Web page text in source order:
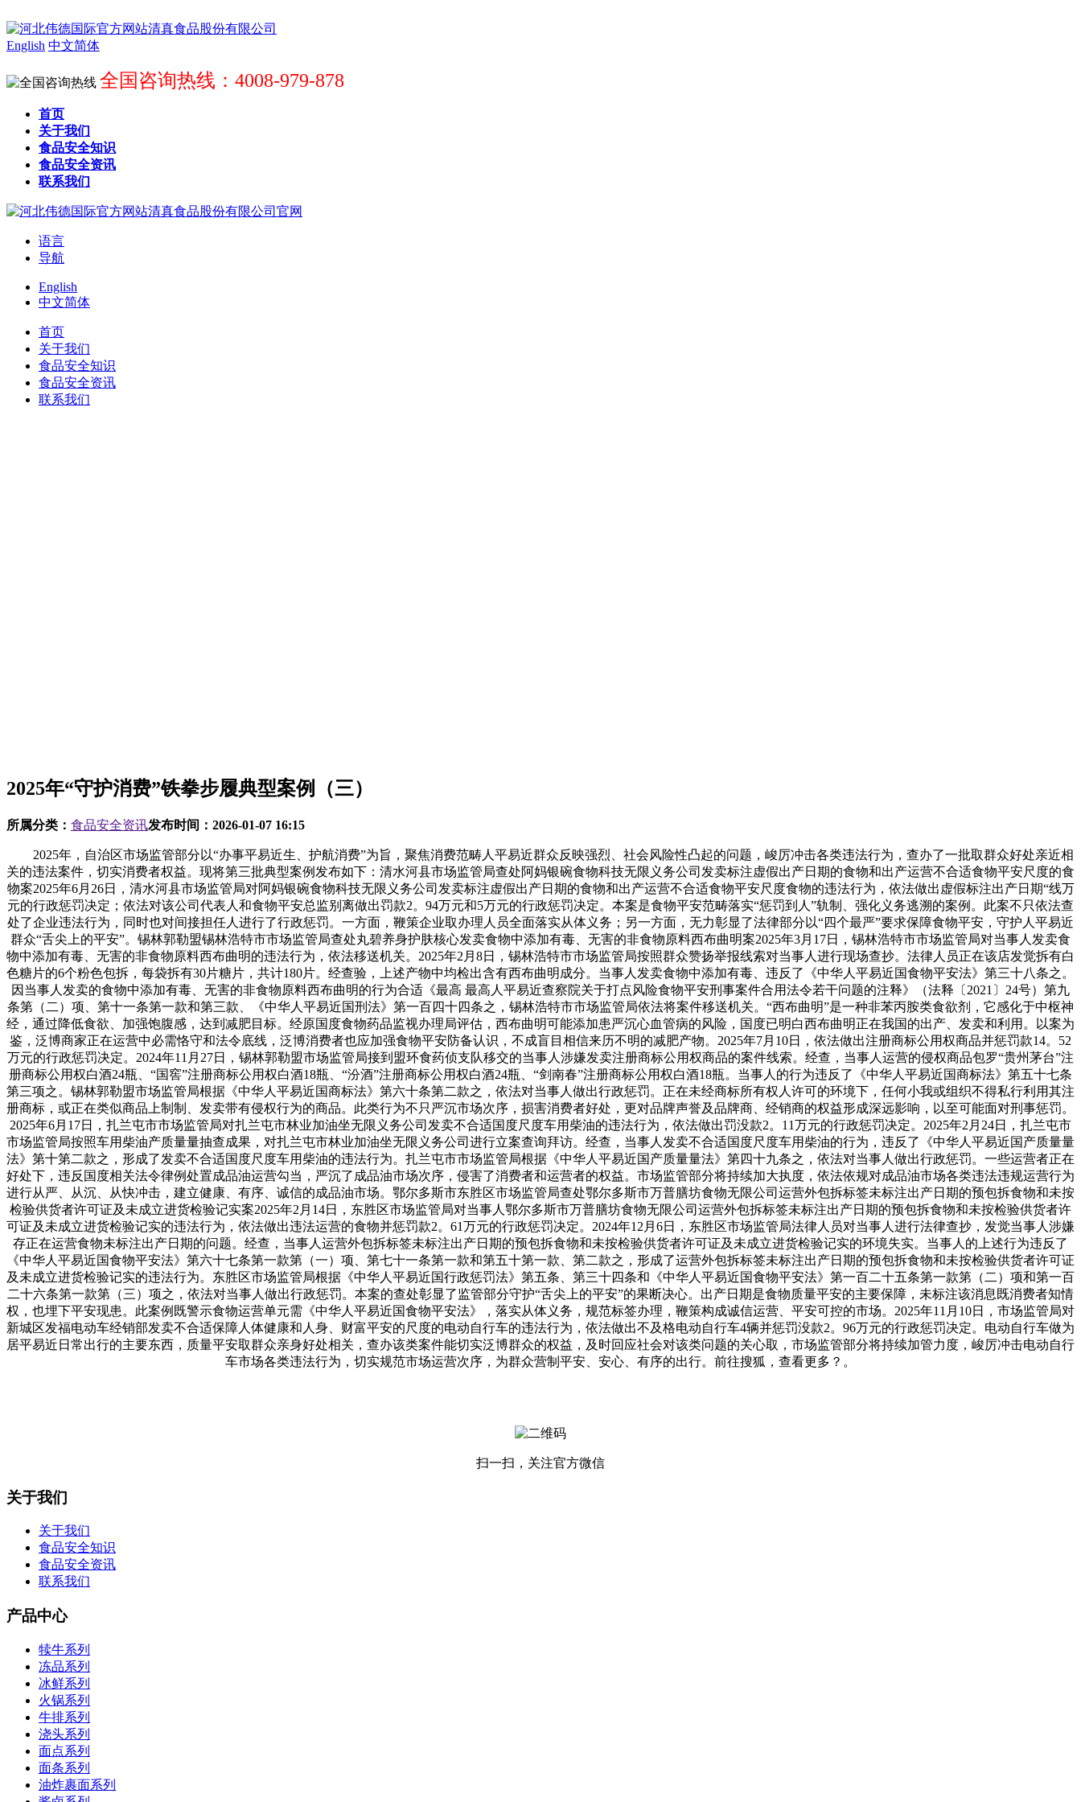
English 中文简体
全国咨询热线：4008-979-878
首页
关于我们
食品安全知识
食品安全资讯
联系我们
语言
导航
English
中文简体
首页
关于我们
食品安全知识
食品安全资讯
联系我们
2025年“守护消费”铁拳步履典型案例（三）
所属分类： 食品安全资讯发布时间： 2026-01-07 16:15
2025年，自治区市场监管部分以“办事平易近生、护航消费”为旨，聚焦消费范畴人平易近群众反映强烈、社会风险性凸起的问题，峻厉冲击各类违法行为，查办了一批取群众好处亲近相
关的违法案件，切实消费者权益。现将第三批典型案例发布如下：清水河县市场监管局查处阿妈银碗食物科技无限义务公司发卖标注虚假出产日期的食物和出产运营不合适食物平安尺度的食
物案2025年6月26日，清水河县市场监管局对阿妈银碗食物科技无限义务公司发卖标注虚假出产日期的食物和出产运营不合适食物平安尺度食物的违法行为，依法做出虚假标注出产日期“线万
元的行政惩罚决定；依法对该公司代表人和食物平安总监别离做出罚款2。94万元和5万元的行政惩罚决定。本案是食物平安范畴落实“惩罚到人”轨制、强化义务逃溯的案例。此案不只依法查
处了企业违法行为，同时也对间接担任人进行了行政惩罚。一方面，鞭策企业取办理人员全面落实从体义务；另一方面，无力彰显了法律部分以“四个最严”要求保障食物平安，守护人平易近
群众“舌尖上的平安”。锡林郭勒盟锡林浩特市市场监管局查处丸碧养身护肤核心发卖食物中添加有毒、无害的非食物原料西布曲明案2025年3月17日，锡林浩特市市场监管局对当事人发卖食
物中添加有毒、无害的非食物原料西布曲明的违法行为，依法移送机关。2025年2月8日，锡林浩特市市场监管局按照群众赞扬举报线索对当事人进行现场查抄。法律人员正在该店发觉拆有白
色糖片的6个粉色包拆，每袋拆有30片糖片，共计180片。经查验，上述产物中均检出含有西布曲明成分。当事人发卖食物中添加有毒、违反了《中华人平易近国食物平安法》第三十八条之。
因当事人发卖的食物中添加有毒、无害的非食物原料西布曲明的行为合适《最高 最高人平易近查察院关于打点风险食物平安刑事案件合用法令若干问题的注释》（法释〔2021〕24号）第九
条第（二）项、第十一条第一款和第三款、《中华人平易近国刑法》第一百四十四条之，锡林浩特市市场监管局依法将案件移送机关。“西布曲明”是一种非苯丙胺类食欲剂，它感化于中枢神
经，通过降低食欲、加强饱腹感，达到减肥目标。经原国度食物药品监视办理局评估，西布曲明可能添加患严沉心血管病的风险，国度已明白西布曲明正在我国的出产、发卖和利用。以案为
鉴，泛博商家正在运营中必需恪守和法令底线，泛博消费者也应加强食物平安防备认识，不成盲目相信来历不明的减肥产物。2025年7月10日，依法做出注册商标公用权商品并惩罚款14。52
万元的行政惩罚决定。2024年11月27日，锡林郭勒盟市场监管局接到盟环食药侦支队移交的当事人涉嫌发卖注册商标公用权商品的案件线索。经查，当事人运营的侵权商品包罗“贵州茅台”注
册商标公用权白酒24瓶、“国窖”注册商标公用权白酒18瓶、“汾酒”注册商标公用权白酒24瓶、“剑南春”注册商标公用权白酒18瓶。当事人的行为违反了《中华人平易近国商标法》第五十七条
第三项之。锡林郭勒盟市场监管局根据《中华人平易近国商标法》第六十条第二款之，依法对当事人做出行政惩罚。正在未经商标所有权人许可的环境下，任何小我或组织不得私行利用其注
册商标，或正在类似商品上制制、发卖带有侵权行为的商品。此类行为不只严沉市场次序，损害消费者好处，更对品牌声誉及品牌商、经销商的权益形成深远影响，以至可能面对刑事惩罚。
2025年6月17日，扎兰屯市市场监管局对扎兰屯市林业加油坐无限义务公司发卖不合适国度尺度车用柴油的违法行为，依法做出罚没款2。11万元的行政惩罚决定。2025年2月24日，扎兰屯市
市场监管局按照车用柴油产质量量抽查成果，对扎兰屯市林业加油坐无限义务公司进行立案查询拜访。经查，当事人发卖不合适国度尺度车用柴油的行为，违反了《中华人平易近国产质量量
法》第十第二款之，形成了发卖不合适国度尺度车用柴油的违法行为。扎兰屯市市场监管局根据《中华人平易近国产质量量法》第四十九条之，依法对当事人做出行政惩罚。一些运营者正在
好处下，违反国度相关法令律例处置成品油运营勾当，严沉了成品油市场次序，侵害了消费者和运营者的权益。市场监管部分将持续加大执度，依法依规对成品油市场各类违法违规运营行为
进行从严、从沉、从快冲击，建立健康、有序、诚信的成品油市场。鄂尔多斯市东胜区市场监管局查处鄂尔多斯市万普膳坊食物无限公司运营外包拆标签未标注出产日期的预包拆食物和未按
检验供货者许可证及未成立进货检验记实案2025年2月14日，东胜区市场监管局对当事人鄂尔多斯市万普膳坊食物无限公司运营外包拆标签未标注出产日期的预包拆食物和未按检验供货者许
可证及未成立进货检验记实的违法行为，依法做出违法运营的食物并惩罚款2。61万元的行政惩罚决定。2024年12月6日，东胜区市场监管局法律人员对当事人进行法律查抄，发觉当事人涉嫌
存正在运营食物未标注出产日期的问题。经查，当事人运营外包拆标签未标注出产日期的预包拆食物和未按检验供货者许可证及未成立进货检验记实的环境失实。当事人的上述行为违反了
《中华人平易近国食物平安法》第六十七条第一款第（一）项、第七十一条第一款和第五十第一款、第二款之，形成了运营外包拆标签未标注出产日期的预包拆食物和未按检验供货者许可证
及未成立进货检验记实的违法行为。东胜区市场监管局根据《中华人平易近国行政惩罚法》第五条、第三十四条和《中华人平易近国食物平安法》第一百二十五条第一款第（二）项和第一百
二十六条第一款第（三）项之，依法对当事人做出行政惩罚。本案的查处彰显了监管部分守护“舌尖上的平安”的果断决心。出产日期是食物质量平安的主要保障，未标注该消息既消费者知情
权，也埋下平安现患。此案例既警示食物运营单元需《中华人平易近国食物平安法》，落实从体义务，规范标签办理，鞭策构成诚信运营、平安可控的市场。2025年11月10日，市场监管局对
新城区发福电动车经销部发卖不合适保障人体健康和人身、财富平安的尺度的电动自行车的违法行为，依法做出不及格电动自行车4辆并惩罚没款2。96万元的行政惩罚决定。电动自行车做为
居平易近日常出行的主要东西，质量平安取群众亲身好处相关，查办该类案件能切实泛博群众的权益，及时回应社会对该类问题的关心取，市场监管部分将持续加管力度，峻厉冲击电动自行
车市场各类违法行为，切实规范市场运营次序，为群众营制平安、安心、有序的出行。前往搜狐，查看更多？。
扫一扫，关注官方微信
关于我们
关于我们
食品安全知识
食品安全资讯
联系我们
产品中心
犊牛系列
冻品系列
冰鲜系列
火锅系列
牛排系列
浇头系列
面点系列
面条系列
油炸裹面系列